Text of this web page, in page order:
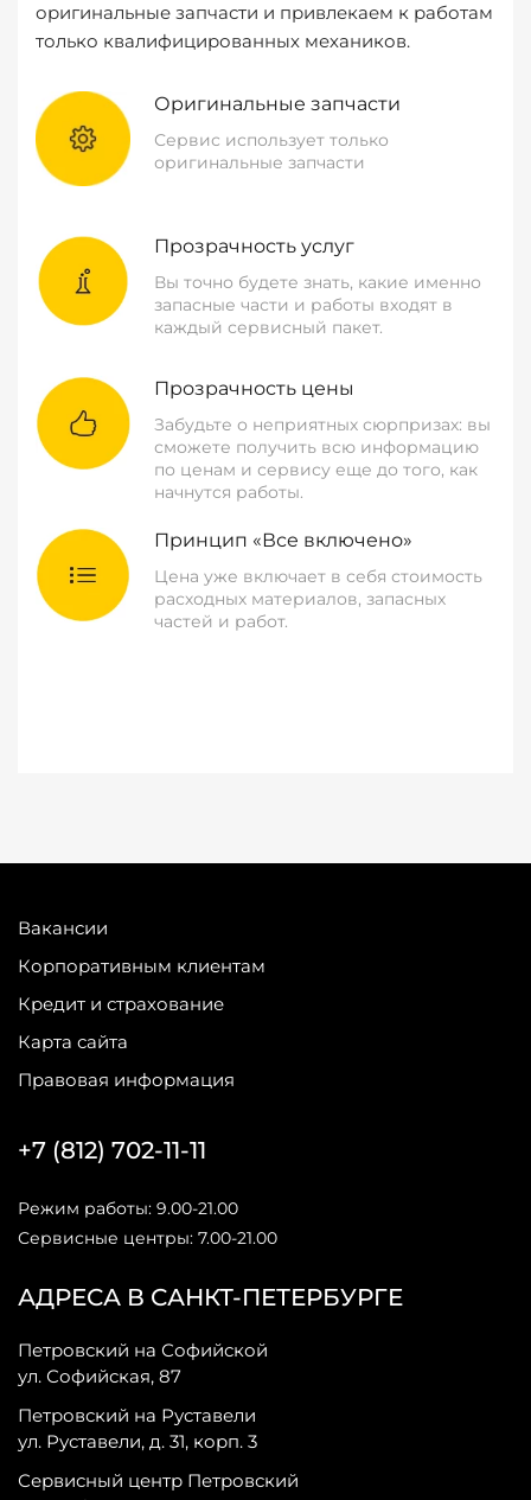
оригинальные запчасти и привлекаем к работам
только квалифицированных механиков.
Оригинальные запчасти
Сервис использует только
оригинальные запчасти
Прозрачность услуг
Вы точно будете знать, какие именно
запасные части и работы входят в
каждый сервисный пакет.
Прозрачность цены
Забудьте о неприятных сюрпризах: вы
сможете получить всю информацию
по ценам и сервису еще до того, как
начнутся работы.
Принцип «Все включено»
Цена уже включает в себя стоимость
расходных материалов, запасных
частей и работ.
Вакансии
Корпоративным клиентам
Кредит и страхование
Карта сайта
Правовая информация
АДРЕСА В САНКТ-ПЕТЕРБУРГЕ
Петровский на Софийской
ул. Софийская, 87
Петровский на Руставели
ул. Руставели, д. 31, корп. 3
Сервисный центр Петровский
+7 (812) 702-11-11
Режим работы: 9.00-21.00
Сервисные центры: 7.00-21.00